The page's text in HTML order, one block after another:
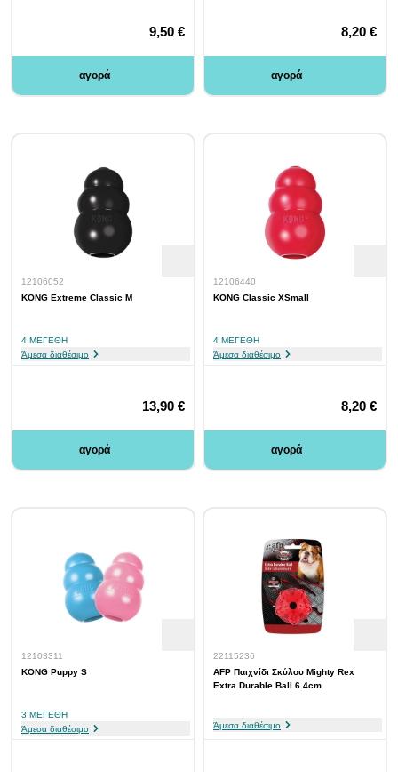
9,50 €
αγορά
8,20 €
αγορά
12106052
KONG Extreme Classic M
4 ΜΕΓΈΘΗ
Άμεσα διαθέσιμο
13,90 €
αγορά
12106440
KONG Classic XSmall
4 ΜΕΓΈΘΗ
Άμεσα διαθέσιμο
8,20 €
αγορά
12103311
KONG Puppy S
3 ΜΕΓΈΘΗ
Άμεσα διαθέσιμο
22115236
AFP Παιχνίδι Σκύλου Mighty Rex
Extra Durable Ball 6.4cm
Άμεσα διαθέσιμο